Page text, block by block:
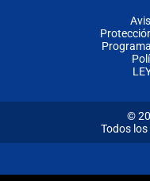
©
Todos